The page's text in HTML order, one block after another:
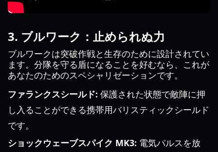
3. ブルワーク：止められぬ力
ブルワークは突破作戦と生存のために設計されてい
ます。分隊を守る盾になることを好むなら、これが
あなたのためのスペシャリゼーションです。
ファランクスシールド: 保護された状態で敵陣に押
し入ることができる携帯用バリスティックシールド
です。
ショックウェーブスパイク MK3: 電気パルスを放